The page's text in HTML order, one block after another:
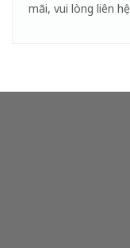
mãi, vui lòng liên